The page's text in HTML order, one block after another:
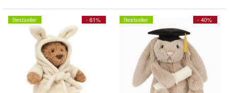
- 61%
Bestseller - 40%
Bestseller